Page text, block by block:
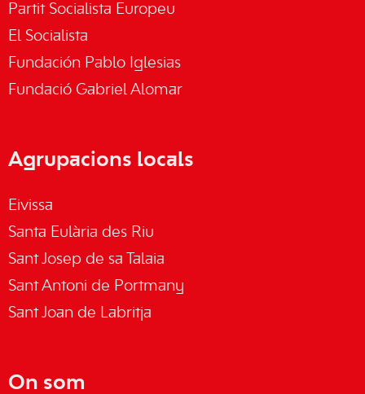
Partit Socialista Europeu
El Socialista
Fundación Pablo Iglesias
Fundació Gabriel Alomar
Agrupacions locals
Eivissa
Santa Eulària des Riu
Sant Josep de sa Talaia
Sant Antoni de Portmany
Sant Joan de Labritja
On som